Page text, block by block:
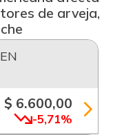
de arveja,
$ 6.600,00
-5,71%